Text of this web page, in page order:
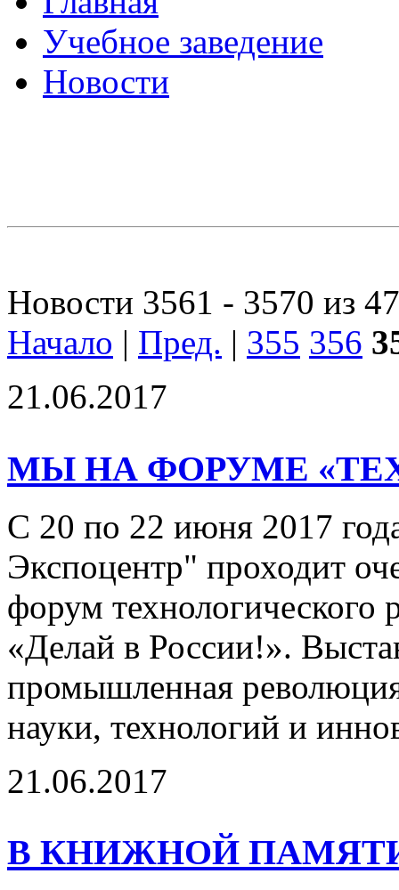
Учебное заведение
Новости
Новости 3561 - 3570 из
Начало | Пред. | 355 356
21.06.2017
МЫ НА ФОРУМЕ
С 20 по 22 июня 2017
Экспоцентр" проходит
форум технологического
«Делай в России!».
промышленная
науки, технологий и
21.06.2017
В КНИЖНОЙ